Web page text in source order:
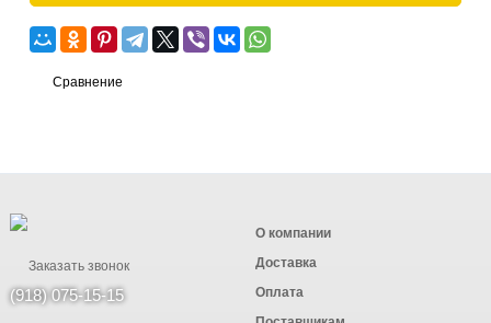
Сравнение
Заказать звонок
(918) 075-15-15
О компании
Доставка
Оплата